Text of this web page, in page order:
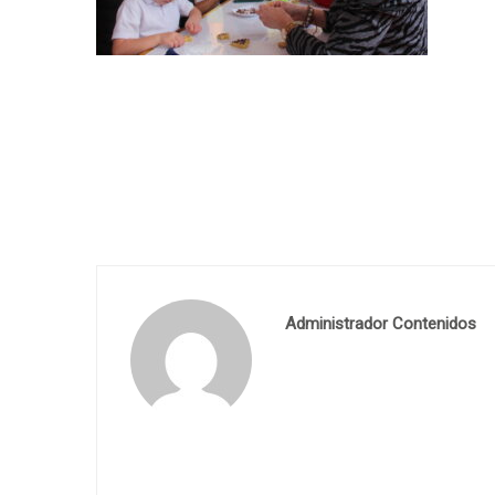
Administrador Contenidos